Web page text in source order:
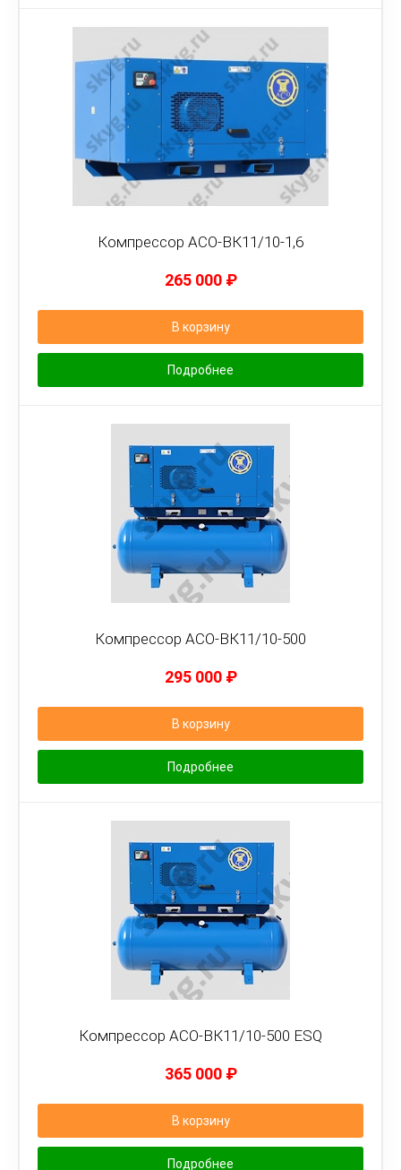
Компрессор АСО-ВК11/10-1,6
265 000 ₽
В корзину
Подробнее
Компрессор АСО-ВК11/10-500
295 000 ₽
В корзину
Подробнее
Компрессор АСО-ВК11/10-500 ESQ
365 000 ₽
В корзину
Подробнее